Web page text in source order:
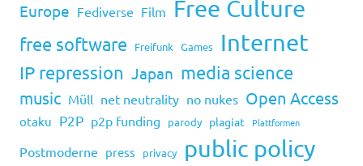
Europe Fediverse Film Free Culture
free software Freifunk Games Internet
IP repression Japan media science
music Müll net neutrality no nukes Open Access
otaku P2P p2p funding parody plagiat Plattformen
Postmoderne press privacy public policy